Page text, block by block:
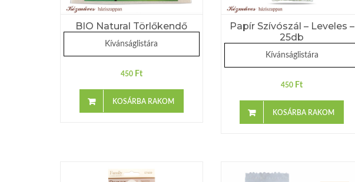
BIO Natural Törlőkendő
Kívánságlistára
450 Ft
KOSÁRBA RAKOM
Papír Szívószál – Leveles –
25db
Kívánságlistára
450 Ft
KOSÁRBA RAKOM